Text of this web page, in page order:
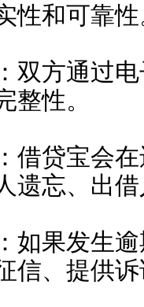
性和可靠
方通过电
性。
贷宝会在
遗忘、出
果发生逾
信、提供